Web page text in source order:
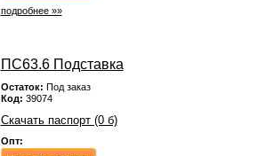
подробнее »»
ПС63.6 Подставка
Остаток: Под заказ
Код: 39074
Скачать паспорт (0 б)
Опт: